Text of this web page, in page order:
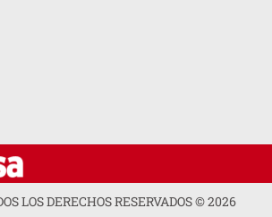
LOS DERECHOS RESERVADOS ©2026